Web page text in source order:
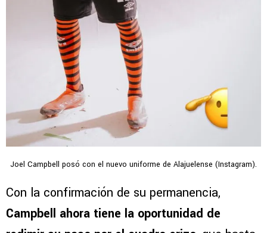
Joel Campbell posó con el nuevo uniforme de Alajuelense (Instagram).
Con la confirmación de su permanencia,
Campbell ahora tiene la oportunidad de